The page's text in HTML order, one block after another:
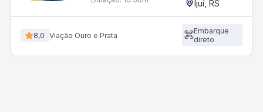
Ijuí, RS
8,0 Viação Ouro e Prata
Embarque
direto